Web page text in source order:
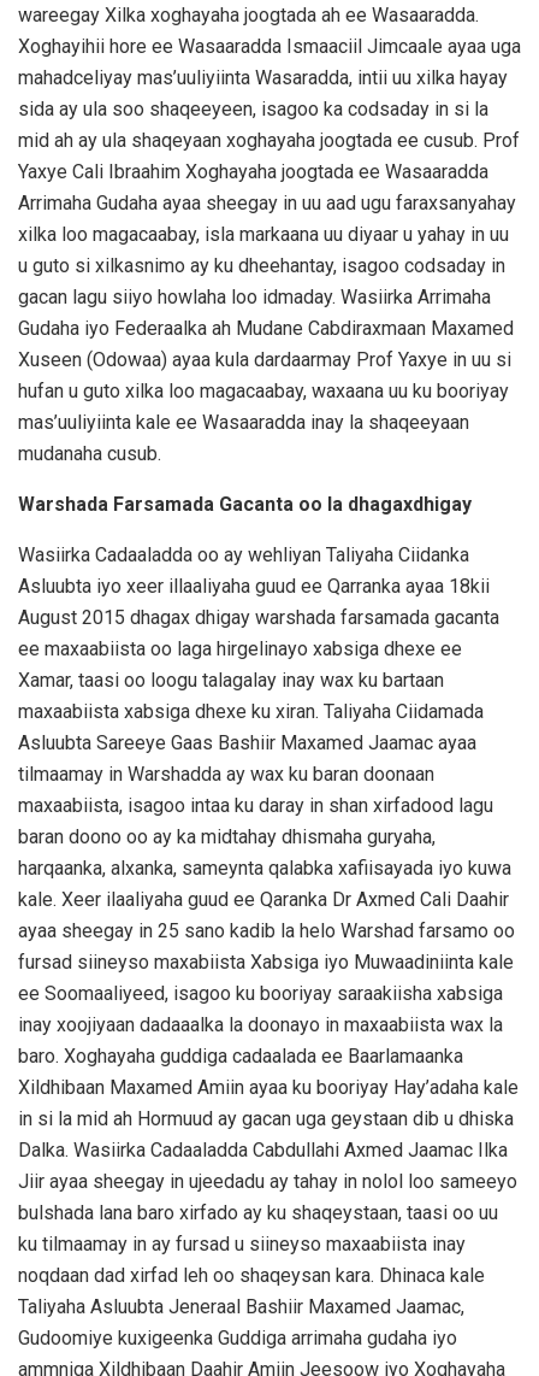
wareegay Xilka xoghayaha joogtada ah ee Wasaaradda.
Xoghayihii hore ee Wasaaradda Ismaaciil Jimcaale ayaa uga
mahadceliyay mas’uuliyiinta Wasaradda, intii uu xilka hayay
sida ay ula soo shaqeeyeen, isagoo ka codsaday in si la
mid ah ay ula shaqeyaan xoghayaha joogtada ee cusub. Prof
Yaxye Cali Ibraahim Xoghayaha joogtada ee Wasaaradda
Arrimaha Gudaha ayaa sheegay in uu aad ugu faraxsanyahay
xilka loo magacaabay, isla markaana uu diyaar u yahay in uu
u guto si xilkasnimo ay ku dheehantay, isagoo codsaday in
gacan lagu siiyo howlaha loo idmaday. Wasiirka Arrimaha
Gudaha iyo Federaalka ah Mudane Cabdiraxmaan Maxamed
Xuseen (Odowaa) ayaa kula dardaarmay Prof Yaxye in uu si
hufan u guto xilka loo magacaabay, waxaana uu ku booriyay
mas’uuliyiinta kale ee Wasaaradda inay la shaqeeyaan
mudanaha cusub.
Warshada Farsamada Gacanta oo la dhagaxdhigay
Wasiirka Cadaaladda oo ay wehliyan Taliyaha Ciidanka
Asluubta iyo xeer illaaliyaha guud ee Qarranka ayaa 18kii
August 2015 dhagax dhigay warshada farsamada gacanta
ee maxaabiista oo laga hirgelinayo xabsiga dhexe ee
Xamar, taasi oo loogu talagalay inay wax ku bartaan
maxaabiista xabsiga dhexe ku xiran. Taliyaha Ciidamada
Asluubta Sareeye Gaas Bashiir Maxamed Jaamac ayaa
tilmaamay in Warshadda ay wax ku baran doonaan
maxaabiista, isagoo intaa ku daray in shan xirfadood lagu
baran doono oo ay ka midtahay dhismaha guryaha,
harqaanka, alxanka, sameynta qalabka xafiisayada iyo kuwa
kale. Xeer ilaaliyaha guud ee Qaranka Dr Axmed Cali Daahir
ayaa sheegay in 25 sano kadib la helo Warshad farsamo oo
fursad siineyso maxabiista Xabsiga iyo Muwaadiniinta kale
ee Soomaaliyeed, isagoo ku booriyay saraakiisha xabsiga
inay xoojiyaan dadaaalka la doonayo in maxaabiista wax la
baro. Xoghayaha guddiga cadaalada ee Baarlamaanka
Xildhibaan Maxamed Amiin ayaa ku booriyay Hay’adaha kale
in si la mid ah Hormuud ay gacan uga geystaan dib u dhiska
Dalka. Wasiirka Cadaaladda Cabdullahi Axmed Jaamac Ilka
Jiir ayaa sheegay in ujeedadu ay tahay in nolol loo sameeyo
bulshada lana baro xirfado ay ku shaqeystaan, taasi oo uu
ku tilmaamay in ay fursad u siineyso maxaabiista inay
noqdaan dad xirfad leh oo shaqeysan kara. Dhinaca kale
Taliyaha Asluubta Jeneraal Bashiir Maxamed Jaamac,
Gudoomiye kuxigeenka Guddiga arrimaha gudaha iyo
ammniga Xildhibaan Daahir Amiin Jeesoow iyo Xoghayaha